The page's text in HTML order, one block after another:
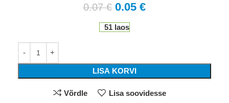
0.07€ 0.05 €
51 laos
LISA KORVI
Võrdle Lisa soovidesse